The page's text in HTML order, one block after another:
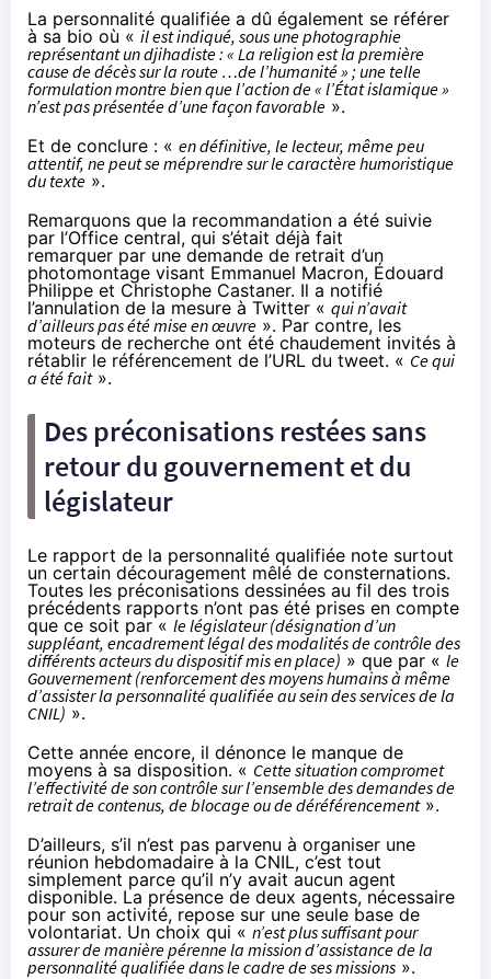
La personnalité qualifiée a dû également se référer
à sa bio où « il est indiqué, sous une photographie
représentant un djihadiste : « La religion est la première
cause de décès sur la route …de l’humanité » ; une telle
formulation montre bien que l’action de « l’État islamique »
n’est pas présentée d’une façon favorable ».
Et de conclure : « en définitive, le lecteur, même peu
attentif, ne peut se méprendre sur le caractère humoristique
du texte ».
Remarquons que la recommandation a été suivie
par l’Office central, qui s’était déjà fait
remarquer par une demande de retrait d’un
photomontage visant Emmanuel Macron, Édouard
Philippe et Christophe Castaner. Il a notifié
l’annulation de la mesure à Twitter « qui n’avait
d’ailleurs pas été mise en œuvre ». Par contre, les
moteurs de recherche ont été chaudement invités à
rétablir le référencement de l’URL du tweet. « Ce qui
a été fait».
Des préconisations restées sans
retour du gouvernement et du
législateur
Le rapport de la personnalité qualifiée note surtout
un certain découragement mêlé de consternations.
Toutes les préconisations dessinées au fil des trois
précédents rapports n’ont pas été prises en compte
que ce soit par « le législateur (désignation d’un
suppléant, encadrement légal des modalités de contrôle des
différents acteurs du dispositif mis en place) » que par « le
Gouvernement (renforcement des moyens humains à même
d’assister la personnalité qualifiée au sein des services de la
CNIL) ».
Cette année encore, il dénonce le manque de
moyens à sa disposition. « Cette situation compromet
l’effectivité de son contrôle sur l’ensemble des demandes de
retrait de contenus, de blocage ou de déréférencement».
D’ailleurs, s’il n’est pas parvenu à organiser une
réunion hebdomadaire à la CNIL, c’est tout
simplement parce qu’il n’y avait aucun agent
disponible. La présence de deux agents, nécessaire
pour son activité, repose sur une seule base de
volontariat. Un choix qui « n’est plus suffisant pour
assurer de manière pérenne la mission d’assistance de la
personnalité qualifiée dans le cadre de ses missions ».